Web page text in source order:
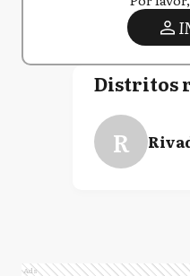
Distritos
R
Ads